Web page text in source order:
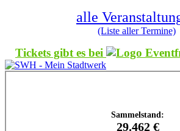
alle
(Liste aller Termine)
Tickets gibt es bei